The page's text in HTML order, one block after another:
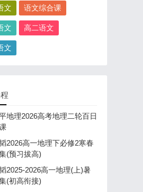
文 语文综合课
文 高二语文
文
地理2026高考地理二轮百日
2026高一地理下必修2寒春
(预习拔高)
2025-2026高一地理(上)暑
(初高衔接)